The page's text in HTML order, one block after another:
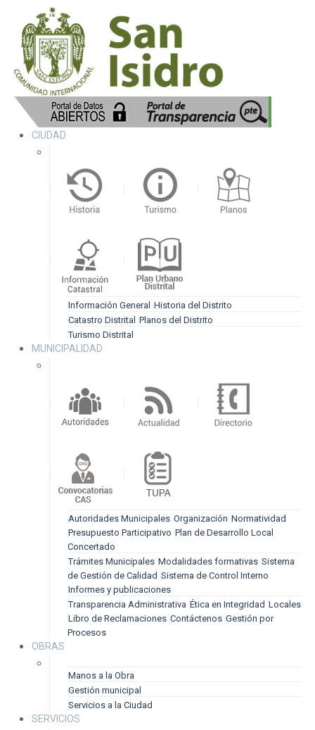
CIUDAD
Información General Historia del Distrito
Catastro Distrital Planos del Distrito
Turismo Distrital
MUNICIPALIDAD
Autoridades Municipales Organización Normatividad
Presupuesto Participativo Plan de Desarrollo Local
Concertado
Trámites Municipales Modalidades formativas Sistema
de Gestión de Calidad Sistema de Control Interno
Informes y publicaciones
Transparencia Administrativa Ética en Integridad Locales
Libro de Reclamaciones Contáctenos Gestión por
Procesos
OBRAS
Manos a la Obra
Gestión municipal
Servicios a la Ciudad
SERVICIOS